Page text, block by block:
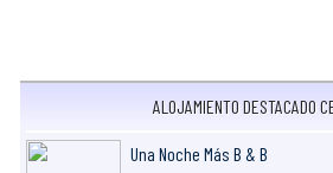
ALOJAMIENTO DESTACADO
Una Noche Más B & B